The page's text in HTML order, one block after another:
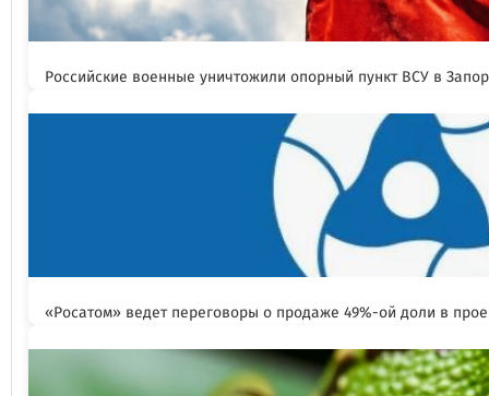
Российские военные уничтожили опорный пункт ВСУ в
«Росатом» ведет переговоры о продаже 49%-ой доли в